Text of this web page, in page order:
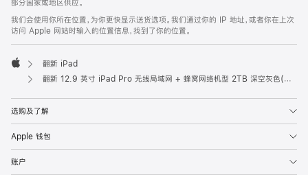
部分国家或地区供应。
我们会使用你所在位置，为你更快显示送货选项。我们通过你的 IP 地址，或者你在上次
访问 Apple 网站时输入的位置信息，找到了你的位置。
Apple
翻新 iPad
翻新 12.9 英寸 iPad Pro 无线局域网 + 蜂窝网络机型 2TB 深空灰色(第六代)
选购及了解
Apple 钱包
账户